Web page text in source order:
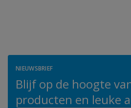
NIEUWSBRIEF
Blijf op de hoogte
producten en leuke